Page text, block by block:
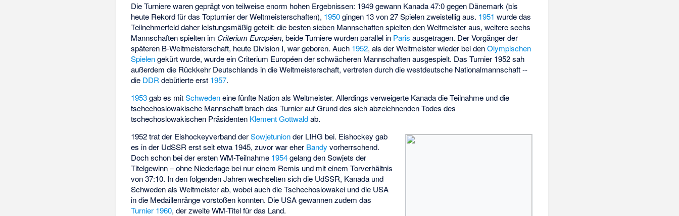
Die Turniere waren geprägt von teilweise enorm hohen Ergebnissen: 1949 gewann Kanada 47:0 gegen Dänemark (bis
heute Rekord für das Topturnier der Weltmeisterschaften), 1950gingen 13 von 27 Spielen zweistellig aus. 1951 wurde das
Teilnehmerfeld daher leistungsmäßig geteilt: die besten sieben Mannschaften spielten den Weltmeister aus, weitere sechs
Mannschaften spielten im Criterium Européen, beide Turniere wurden parallel in Paris ausgetragen. Der Vorgänger der
späteren B-Weltmeisterschaft, heute Division I, war geboren. Auch 1952, als der Weltmeister wieder bei denOlympischen
Spielengekürt wurde, wurde ein Criterium Européen der schwächeren Mannschaften ausgespielt. Das Turnier 1952 sah
außerdem die Rückkehr Deutschlands in die Weltmeisterschaft, vertreten durch die westdeutsche Nationalmannschaft --
die DDRdebütierte erst 1957.
1953gab es mitSchwedeneine fünfte Nation als Weltmeister. Allerdings verweigerte Kanada die Teilnahme und die
tschechoslowakische Mannschaft brach das Turnier auf Grund des sich abzeichnenden Todes des
tschechoslowakischen Präsidenten Klement Gottwaldab.
1952 trat der Eishockeyverband derSowjetunionder LIHG bei. Eishockey gab
es in der UdSSR erst seit etwa 1945, zuvor war eher Bandy vorherrschend.
Doch schon bei der ersten WM-Teilnahme 1954gelang den Sowjets der
Titelgewinn – ohne Niederlage bei nur einem Remis und mit einem Torverhältnis
von 37:10. In den folgenden Jahren wechselten sich die UdSSR, Kanada und
Schweden als Weltmeister ab, wobei auch die Tschechoslowakei und die USA
in die Medaillenränge vorstoßen konnten. Die USA gewannen zudem das
Turnier 1960, der zweite WM-Titel für das Land.